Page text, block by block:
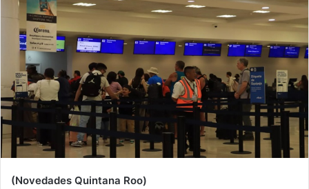
(Novedades Quintana Roo)